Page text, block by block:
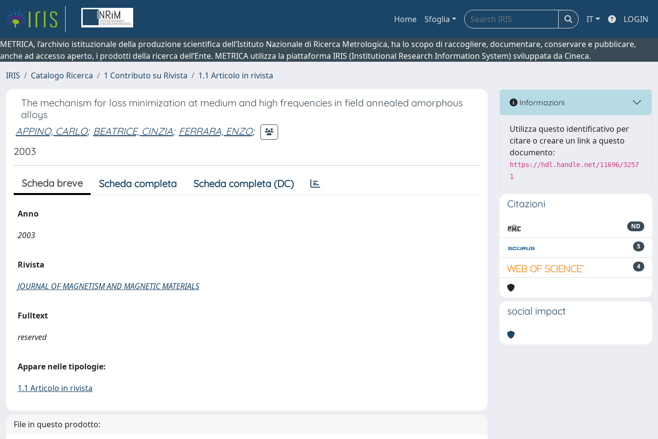
Home Sfoglia IT LOGIN
METRICA, l’archivio istituzionale della produzione scientifica dell’Istituto Nazionale di Ricerca Metrologica, ha lo scopo di raccogliere, documentare, conservare e pubblicare,
anche ad accesso aperto, i prodotti della ricerca dell’Ente. METRICA utilizza la piattaforma IRIS (Institutional Research Information System) sviluppata da Cineca.
IRIS
Catalogo Ricerca 1 Contributo su Rivista 1.1 Articolo in rivista
The mechanism for loss minimization at medium and high frequencies in field annealed amorphous
alloys
APPINO, CARLO; BEATRICE, CINZIA; FERRARA, ENZO;
2003
Scheda breve Scheda completa Scheda completa (DC)
Anno
2003
Rivista
JOURNAL OF MAGNETISM AND MAGNETIC MATERIALS
Fulltext
reserved
Appare nelle tipologie:
1.1 Articolo in rivista
File in questo prodotto:
Informazioni
Utilizza questo identificativo per
citare o creare un link a questo
documento:
https://hdl.handle.net/11696/3257
1
Citazioni
ND
5
4
social impact